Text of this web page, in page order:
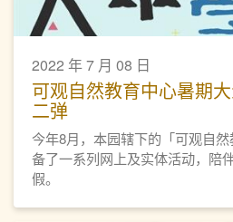
2022 年 7 月 08 日
可观自然教育中心暑期
二弹
今年8月，本园辖下的「可观自
备了一系列网上及实体活动，陪
假。